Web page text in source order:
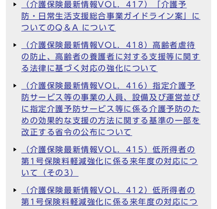
（介護保険最新情報VOL．417）「介護予
防・日常生活支援総合事業ガイドライン案」に
ついてのQ＆A について
（介護保険最新情報VOL．418）高齢者虐待
の防止、高齢者の養護者に対する支援等に関す
る法律に基づく対応の強化について
（介護保険最新情報VOL．416）指定介護予
防サービス等の事業の人員、設備及び運営並び
に指定介護予防サービス等に係る介護予防のた
めの効果的な支援の方法に関する基準の一部を
改正する省令の公布について
（介護保険最新情報VOL．415）低所得者の
第1号保険料軽減強化に係る来年度の対応につ
いて（その3）
（介護保険最新情報VOL．412）低所得者の
第1号保険料軽減強化に係る来年度の対応につ